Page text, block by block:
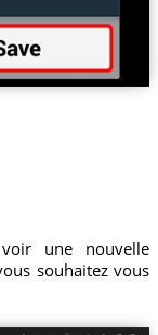
une nouvelle
souhaitez vous